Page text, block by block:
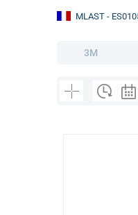
MLAST -
3M